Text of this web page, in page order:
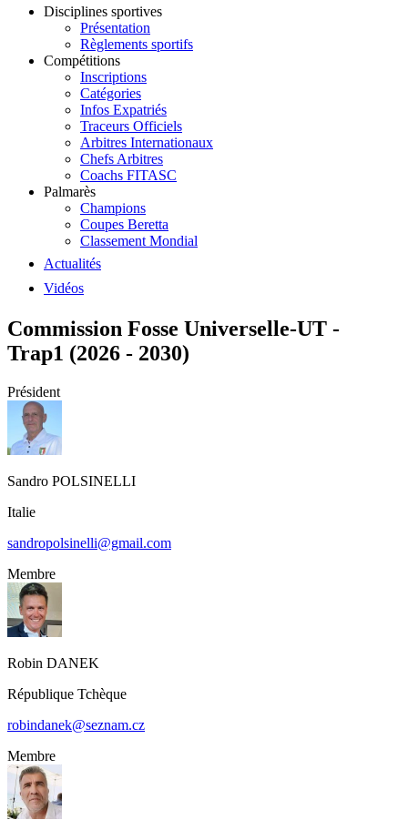
Disciplines sportives
Présentation
Règlements sportifs
Compétitions
Inscriptions
Catégories
Infos Expatriés
Traceurs Officiels
Arbitres Internationaux
Chefs Arbitres
Coachs FITASC
Palmarès
Champions
Coupes Beretta
Classement Mondial
Actualités
Vidéos
Commission Fosse Universelle-UT -
Trap1 (2026 - 2030)
Président
Sandro POLSINELLI
Italie
sandropolsinelli@gmail.com
Membre
Robin DANEK
République Tchèque
robindanek@seznam.cz
Membre